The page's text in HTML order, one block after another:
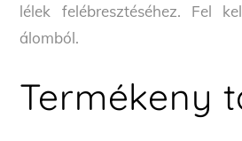
lélek felébresztéséhez. Fel
álomból.
Termékeny